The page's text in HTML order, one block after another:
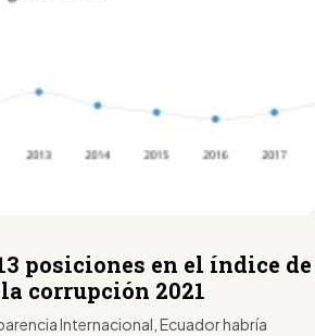
posiciones en el índice de
corrupción 2021
Internacional, Ecuador habría